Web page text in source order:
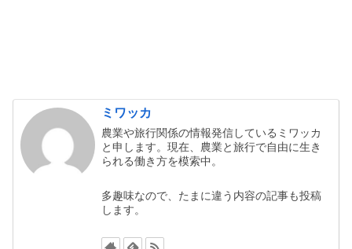
ミワッカ
農業や旅行関係の情報発信しているミワッカ
と申します。現在、農業と旅行で自由に生き
られる働き方を模索中。
多趣味なので、たまに違う内容の記事も投稿
します。